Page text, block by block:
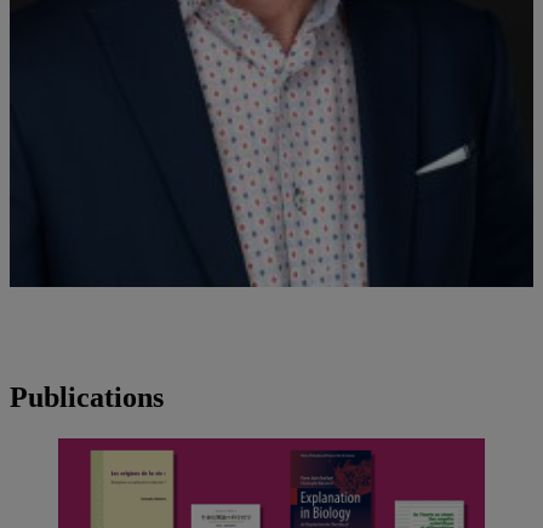
Publications